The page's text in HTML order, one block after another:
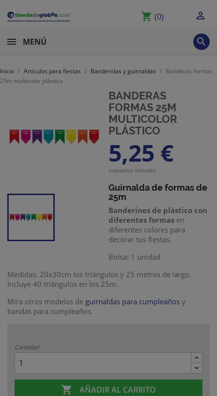
shopping_cart (0) 
MENÚ 
Inicio Artículos para fiestas Banderolas y guirnaldas
Banderas formas
25m multicolor plástico
BANDERAS
FORMAS 25M
MULTICOLOR
PLÁSTICO
5,25 €
Impuestos incluidos
Guirnalda de formas de
25m
Banderines de plástico con
diferentes formas en
diferentes colores para
decorar tus fiestas.
Bolsa: 1 unidad
Medidas: 20x30cm los triángulos y 25 metros de largo.
Incluye 40 triángulos en los 25m.
Mira otros modelos de guirnaldas para cumpleaños y
bandas para cumpleaños.
Cantidad
 AÑADIR AL CARRITO